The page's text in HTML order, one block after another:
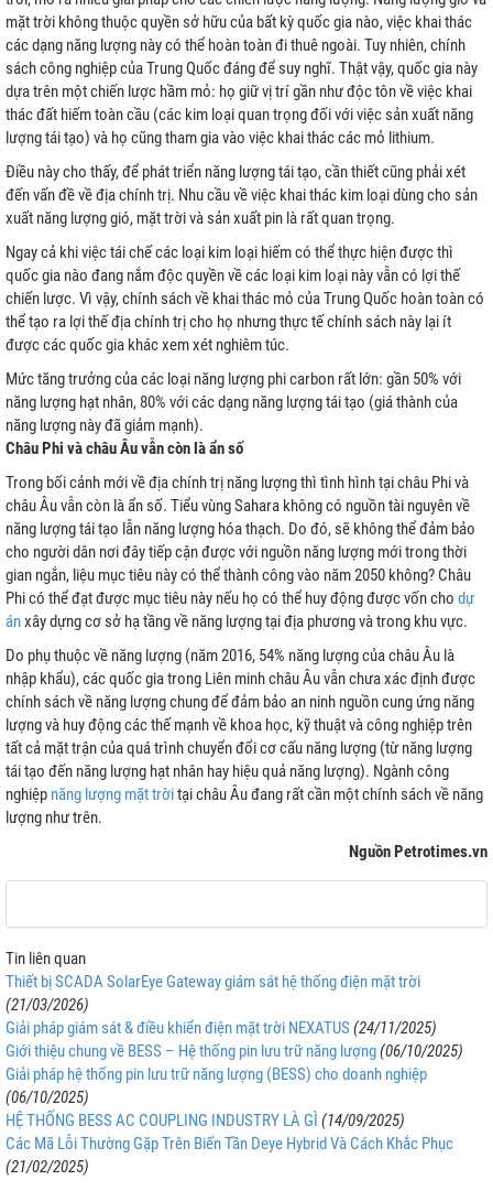
mặt trời không thuộc quyền sở hữu của bất kỳ quốc gia nào, việc khai thác
các dạng năng lượng này có thể hoàn toàn đi thuê ngoài. Tuy nhiên, chính
sách công nghiệp của Trung Quốc đáng để suy nghĩ. Thật vậy, quốc gia này
dựa trên một chiến lược hầm mỏ: họ giữ vị trí gần như độc tôn về việc khai
thác đất hiếm toàn cầu (các kim loại quan trọng đối với việc sản xuất năng
lượng tái tạo) và họ cũng tham gia vào việc khai thác các mỏ lithium.
Điều này cho thấy, để phát triển năng lượng tái tạo, cần thiết cũng phải xét
đến vấn đề về địa chính trị. Nhu cầu về việc khai thác kim loại dùng cho sản
xuất năng lượng gió, mặt trời và sản xuất pin là rất quan trọng.
Ngay cả khi việc tái chế các loại kim loại hiếm có thể thực hiện được thì
quốc gia nào đang nắm độc quyền về các loại kim loại này vẫn có lợi thế
chiến lược. Vì vậy, chính sách về khai thác mỏ của Trung Quốc hoàn toàn có
thể tạo ra lợi thế địa chính trị cho họ nhưng thực tế chính sách này lại ít
được các quốc gia khác xem xét nghiêm túc.
Mức tăng trưởng của các loại năng lượng phi carbon rất lớn: gần 50% với
năng lượng hạt nhân, 80% với các dạng năng lượng tái tạo (giá thành của
năng lượng này đã giảm mạnh).
Châu Phi và châu Âu vẫn còn là ẩn số
Trong bối cảnh mới về địa chính trị năng lượng thì tình hình tại châu Phi và
châu Âu vẫn còn là ẩn số. Tiểu vùng Sahara không có nguồn tài nguyên về
năng lượng tái tạo lẫn năng lượng hóa thạch. Do đó, sẽ không thể đảm bảo
cho người dân nơi đây tiếp cận được với nguồn năng lượng mới trong thời
gian ngắn, liệu mục tiêu này có thể thành công vào năm 2050 không? Châu
Phi có thể đạt được mục tiêu này nếu họ có thể huy động được vốn cho dự
ánxây dựng cơ sở hạ tầng về năng lượng tại địa phương và trong khu vực.
Do phụ thuộc về năng lượng (năm 2016, 54% năng lượng của châu Âu là
nhập khẩu), các quốc gia trong Liên minh châu Âu vẫn chưa xác định được
chính sách về năng lượng chung để đảm bảo an ninh nguồn cung ứng năng
lượng và huy động các thế mạnh về khoa học, kỹ thuật và công nghiệp trên
tất cả mặt trận của quá trình chuyển đổi cơ cấu năng lượng (từ năng lượng
tái tạo đến năng lượng hạt nhân hay hiệu quả năng lượng). Ngành công
nghiệp năng lượng mặt trờitại châu Âu đang rất cần một chính sách về năng
lượng như trên.
Nguồn Petrotimes.vn
Tin liên quan
Thiết bị SCADA SolarEye Gateway giám sát hệ thống điện mặt trời
(21/03/2026)
Giải pháp giám sát & điều khiển điện mặt trời NEXATUS (24/11/2025)
Giới thiệu chung về BESS – Hệ thống pin lưu trữ năng lượng(06/10/2025)
Giải pháp hệ thống pin lưu trữ năng lượng (BESS) cho doanh nghiệp
(06/10/2025)
HỆ THỐNG BESS AC COUPLING INDUSTRY LÀ GÌ (14/09/2025)
Các Mã Lỗi Thường Gặp Trên Biến Tần Deye Hybrid Và Cách Khắc Phục
(21/02/2025)